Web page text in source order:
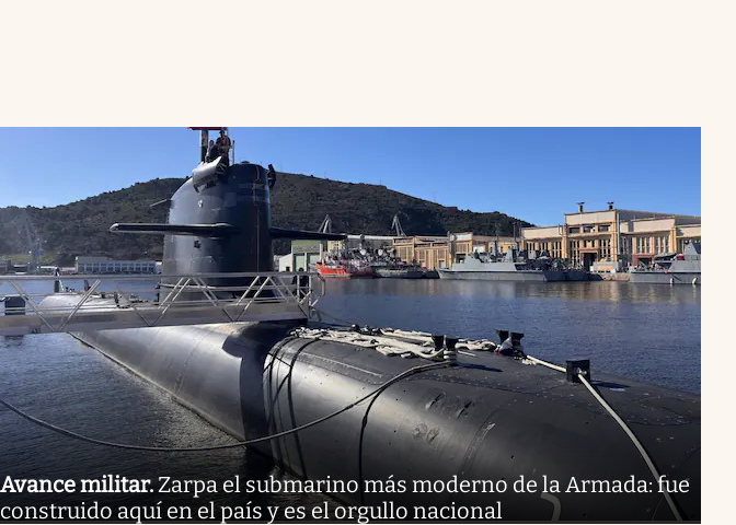
Avance militar.Zarpa el submarino más moderno de la Armada: fue
construido aquí en el país y es el orgullo nacional